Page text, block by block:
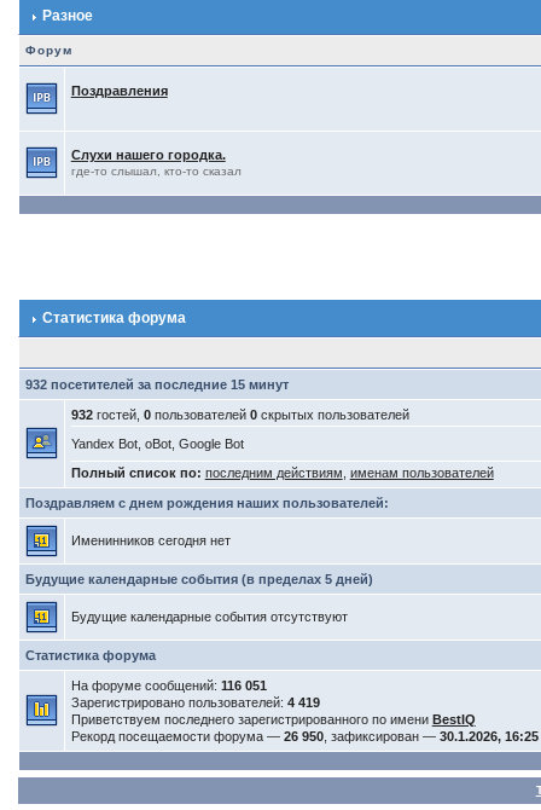
Разное
Форум
Поздравления
Слухи нашего городка.
где-то слышал, кто-то сказал
Статистика форума
932 посетителей за последние 15 минут
932гостей, 0пользователей 0скрытых пользователей
Yandex Bot, oBot, Google Bot
Полный список по: последним действиям именам пользователей
Поздравляем с днем рождения наших пользователей:
Именинников сегодня нет
Будущие календарные события (в пределах 5 дней)
Будущие календарные события отсутствуют
Статистика форума
На форуме сообщений: 116 051
Зарегистрировано пользователей: 4 419
Приветствуем последнего зарегистрированного по имени BestIQ
Рекорд посещаемости форума — 26 950, зафиксирован — 30.1.2026, 16:25